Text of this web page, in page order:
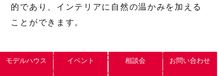
的であり、インテリアに自然の温かみを加える
ことができます。
次に、エネルギー効率の良い設備の導入も重要
です。高効率の断熱材を使用することで、冷暖
モデルハウス イベント 相談会 お問い合わせ